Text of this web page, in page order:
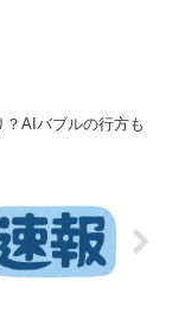
AIバブルの行方も